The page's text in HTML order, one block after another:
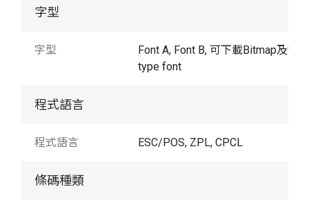
字型
字型
Font A, Font B, 可下載Bitmap及true
type font
程式語言
程式語言 ESC/POS, ZPL, CPCL
條碼種類